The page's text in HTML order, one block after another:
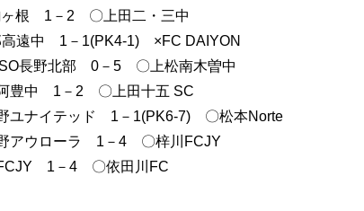
ヶ根 1－2 〇上田二・三中
高遠中 1－1(PK4-1) ×FC DAIYON
長野北部 0－5 〇上松南木曽中
豊中 1－2 〇上田十五 SC
ユナイテッド 1－1(PK6-7) 〇松本Norte
アウローラ 1－4 〇梓川FCJY
FCJY 1－4 〇依田川FC